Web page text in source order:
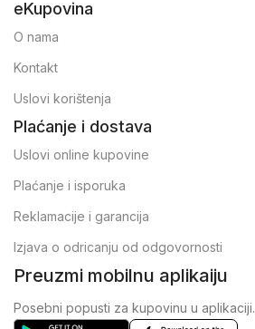
eKupovina
O nama
Kontakt
Uslovi korištenja
Plaćanje i dostava
Uslovi online kupovine
Plaćanje i isporuka
Reklamacije i garancija
Izjava o odricanju od odgovornosti
Preuzmi mobilnu aplikaiju
Posebni popusti za kupovinu u aplikaciji.